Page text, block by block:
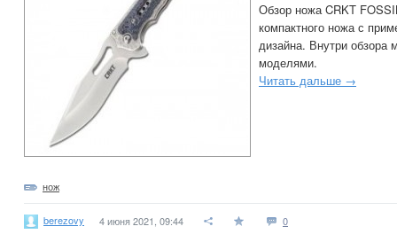
Обзор ножа CRKT
компактного ножа с
дизайна. Внутри обзора
моделями.
Читать дальше →
нож
berezovy 4 июня 2021, 09:44 0